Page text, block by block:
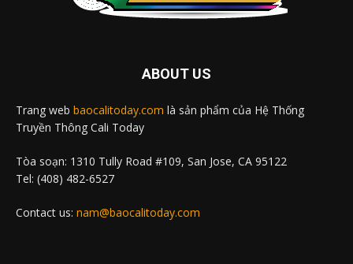
ABOUT US
Trang web baocalitoday.com là sản phẩm của Hệ Thống
Truyền Thông Cali Today
Tòa soạn: 1310 Tully Road #109, San Jose, CA 95122
Tel: (408) 482-6527
Contact us: nam@baocalitoday.com